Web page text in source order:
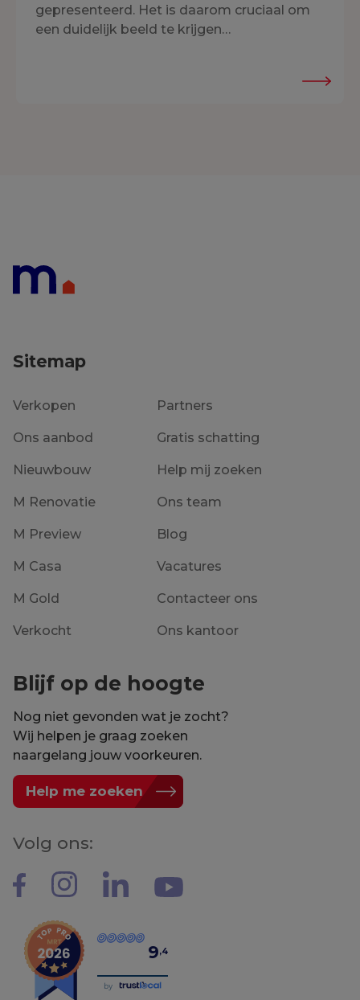
gepresenteerd. Het is daarom cruciaal om
een duidelijk beeld te krijgen…
Sitemap
Verkopen
Ons aanbod
Nieuwbouw
M Renovatie
M Preview
M Casa
M Gold
Verkocht
Partners
Gratis schatting
Help mij zoeken
Ons team
Blog
Vacatures
Contacteer ons
Ons kantoor
Blijf op de hoogte
Nog niet gevonden wat je zocht?
Wij helpen je graag zoeken
naargelang jouw voorkeuren.
Help me zoeken
Volg ons:
9,4
by